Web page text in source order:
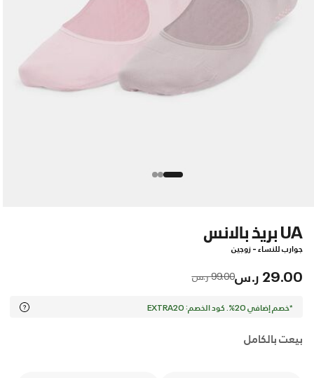
UA بريذ بالانس
جوارب للنساء - زوجين
29.00 ر.س Price reduced from
99.00 ر.س to
*خصم إضافي 20%. كود الخصم: EXTRA20
بيعت بالكامل